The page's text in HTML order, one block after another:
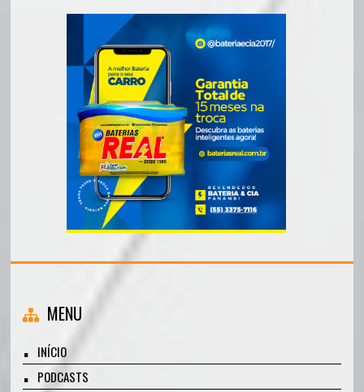
MENU
INÍCIO
PODCASTS